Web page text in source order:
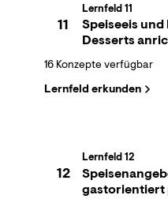
11
Lernfeld 11
Speiseeis
Desserts
16 Konzepte verfügbar
Lernfeld erkunden
12
Lernfeld 12
gastorientiert